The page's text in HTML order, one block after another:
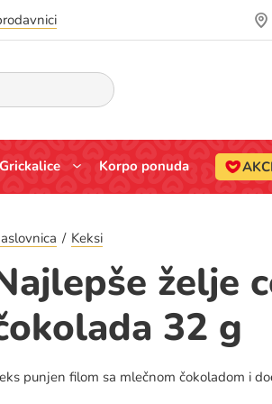
Grickalice Korpo ponuda
Keksi
želje
32 g
punjen filom sa mlečnom čokoladom i